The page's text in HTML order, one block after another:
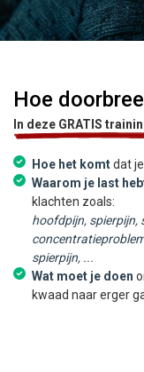
Hoe
In deze GRATIS
Hoe het komtdat
Waarom je last
klachten zoals:
hoofdpijn, spierpijn,
spierpijn, ...
Wat moet je doen
kwaad naar erger